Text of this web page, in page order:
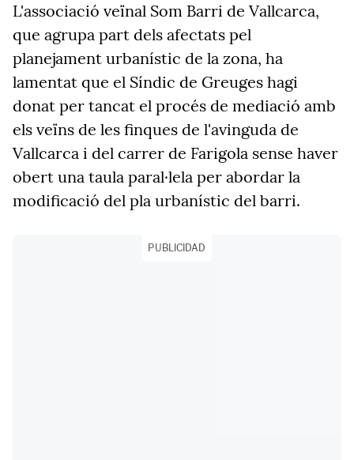
L'associació veïnal Som Barri de Vallcarca,
que agrupa part dels afectats pel
planejament urbanístic de la zona, ha
lamentat que el Síndic de Greuges hagi
donat per tancat el procés de mediació amb
els veïns de les finques de l'avinguda de
Vallcarca i del carrer de Farigola sense haver
obert una taula paral·lela per abordar la
modificació del pla urbanístic del barri.
PUBLICIDAD